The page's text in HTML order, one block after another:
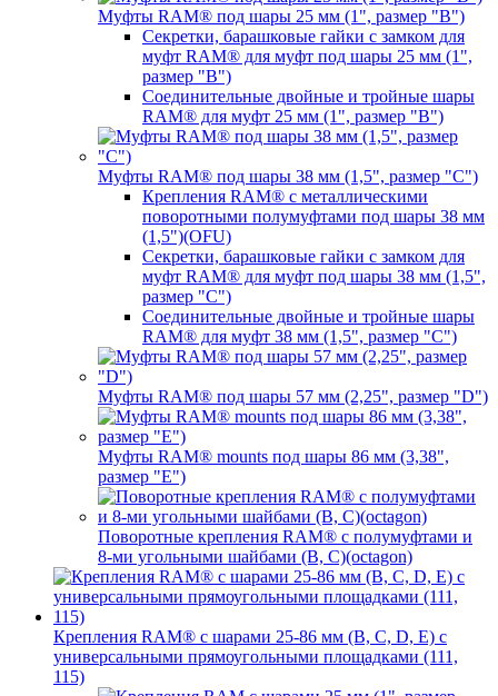
Муфты RAM® под шары 25 мм (1", размер "B")
Секретки, барашковые гайки с замком для
муфт RAM® для муфт под шары 25 мм (1",
размер "B")
Соединительные двойные и тройные шары
RAM® для муфт 25 мм (1", размер "B")
Муфты RAM® под шары 38 мм (1,5", размер "C")
Крепления RAM® с металлическими
поворотными полумуфтами под шары 38 мм
(1,5")(OFU)
Секретки, барашковые гайки с замком для
муфт RAM® для муфт под шары 38 мм (1,5",
размер "C")
Соединительные двойные и тройные шары
RAM® для муфт 38 мм (1,5", размер "C")
Муфты RAM® под шары 57 мм (2,25", размер "D")
Муфты RAM® mounts под шары 86 мм (3,38",
размер "E")
Поворотные крепления RAM® c полумуфтами и
8-ми угольными шайбами (B, C)(octagon)
Крепления RAM® с шарами 25-86 мм (B, C, D, E) с
универсальными прямоугольными площадками (111,
115)